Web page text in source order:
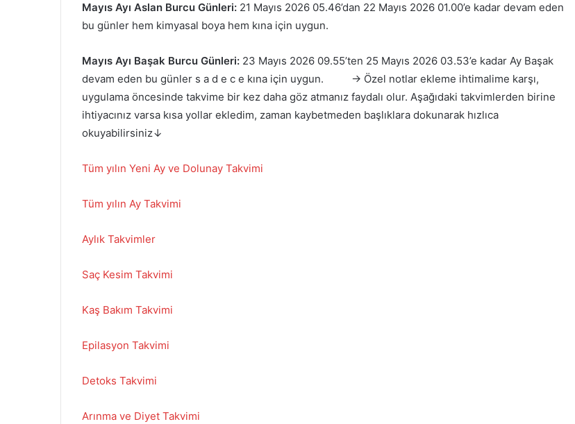
Mayıs Ayı Aslan Burcu Günleri: 21 Mayıs 2026 05.46’dan 22 Mayıs 2026 01.00’e kadar devam eden
bu günler hem kimyasal boya hem kına için uygun.
Mayıs Ayı Başak Burcu Günleri: 23 Mayıs 2026 09.55’ten 25 Mayıs 2026 03.53’e kadar Ay Başak
devam eden bu günler s a d e c e kına için uygun.
→ Özel notlar ekleme ihtimalime karşı,
uygulama öncesinde takvime bir kez daha göz atmanız faydalı olur. Aşağıdaki takvimlerden birine
ihtiyacınız varsa kısa yollar ekledim, zaman kaybetmeden başlıklara dokunarak hızlıca
okuyabilirsiniz↓
Tüm yılın Yeni Ay ve Dolunay Takvimi
Tüm yılın Ay Takvimi
Aylık Takvimler
Saç Kesim Takvimi
Kaş Bakım Takvimi
Epilasyon Takvimi
Detoks Takvimi
Arınma ve Diyet Takvimi